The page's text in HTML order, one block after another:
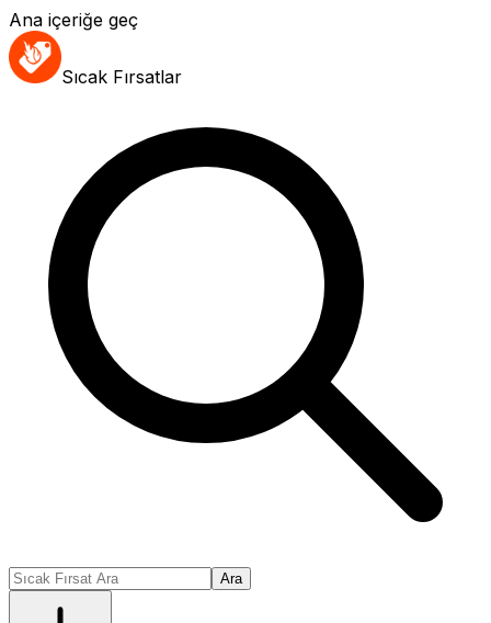
Ana içeriğe geç
Sıcak Fırsatlar
Ara